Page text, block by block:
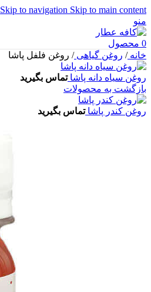
Skip to navigation Skip to main content
منو
0 محصول
خانه/ روغن گیاهی/ روغن فلفل پاشا
روغن سیاه دانه پاشاتماس بگیرید
بازگشت به محصولات
روغن کندر پاشاتماس بگیرید